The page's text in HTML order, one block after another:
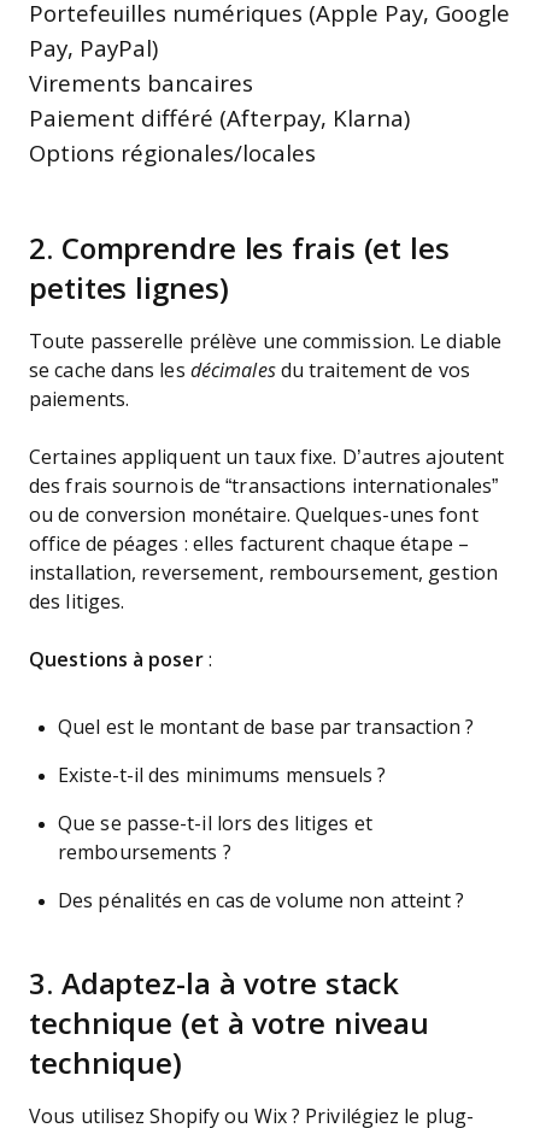
Portefeuilles numériques (Apple Pay, Google
Pay, PayPal)
Virements bancaires
Paiement différé (Afterpay, Klarna)
Options régionales/locales
2. Comprendre les frais (et les
petites lignes)
Toute passerelle prélève une commission. Le diable
se cache dans les décimalesdu traitement de vos
paiements.
Certaines appliquent un taux fixe. D’autres ajoutent
des frais sournois de “transactions internationales”
ou de conversion monétaire. Quelques-unes font
office de péages : elles facturent chaque étape –
installation, reversement, remboursement, gestion
des litiges.
Questions à poser:
Quel est le montant de base par transaction ?
Existe-t-il des minimums mensuels ?
Que se passe-t-il lors des litiges et
remboursements ?
Des pénalités en cas de volume non atteint ?
3. Adaptez-la à votre stack
technique (et à votre niveau
technique)
Vous utilisez Shopify ou Wix ? Privilégiez le plug-